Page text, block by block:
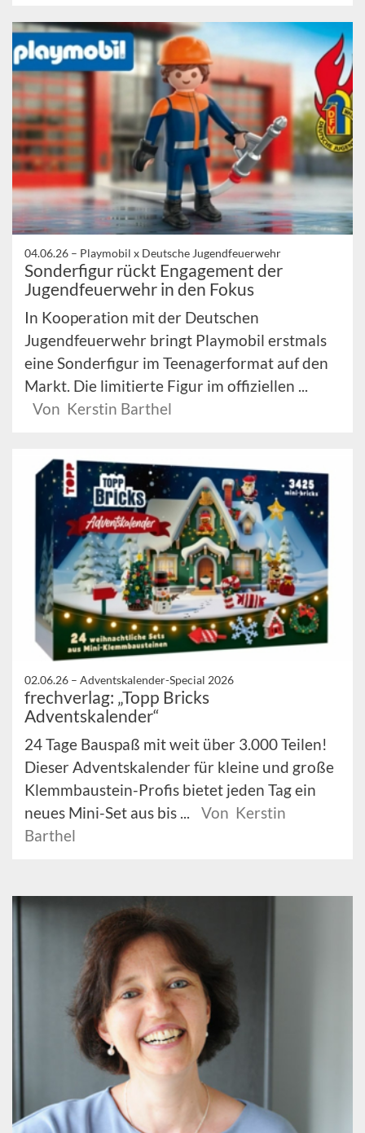
04.06.26 – Playmobil x Deutsche Jugendfeuerwehr
Sonderfigur rückt Engagement der
Jugendfeuerwehr in den Fokus
In Kooperation mit der Deutschen
Jugendfeuerwehr bringt Playmobil erstmals
eine Sonderfigur im Teenagerformat auf den
Markt. Die limitierte Figur im offiziellen ...
Von Kerstin Barthel
02.06.26 – Adventskalender-Special 2026
frechverlag: „Topp Bricks
Adventskalender“
24 Tage Bauspaß mit weit über 3.000 Teilen!
Dieser Adventskalender für kleine und große
Klemmbaustein-Profis bietet jeden Tag ein
neues Mini-Set aus bis ...
Von Kerstin
Barthel